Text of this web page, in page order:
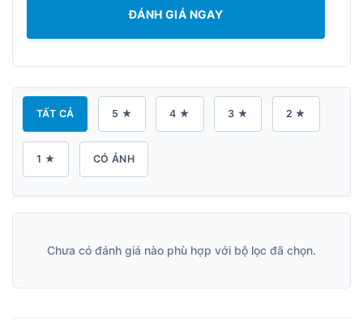
ĐÁNH GIÁ NGAY
TẤT CẢ 5 ★ 4 ★ 3 ★ 2 ★
1 ★ CÓ ẢNH
Chưa có đánh giá nào phù hợp với bộ lọc đã chọn.